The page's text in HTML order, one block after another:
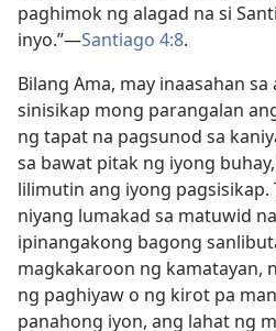
paghimok ng alagad na si
inyo.”​—Santiago 4:8.
Bilang Ama, may inaasahan sa
sinisikap mong parangalan
ng tapat na pagsunod sa
sa bawat pitak ng iyong
lilimutin ang iyong pagsisikap.
niyang lumakad sa matuwid
ipinangakong bagong
magkakaroon ng kamatayan,
ng paghiyaw o ng kirot pa
panahong iyon, ang lahat ng